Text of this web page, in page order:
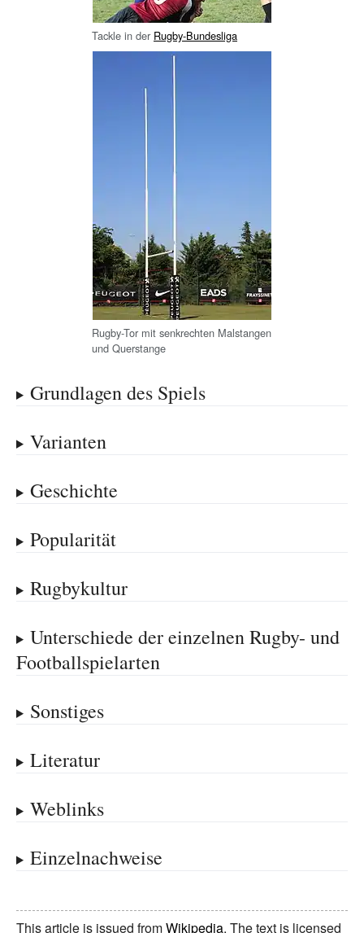
Tackle in der Rugby-Bundesliga
Rugby-Tor mit senkrechten Malstangen
und Querstange
Grundlagen des Spiels
Varianten
Geschichte
Popularität
Rugbykultur
Unterschiede der einzelnen Rugby- und
Footballspielarten
Sonstiges
Literatur
Weblinks
Einzelnachweise
This article is issued fromWikipedia. The text is licensed